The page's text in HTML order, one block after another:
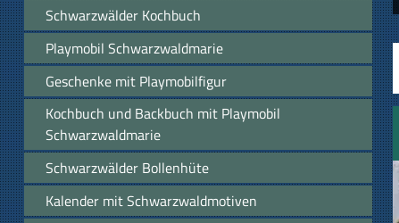
Schwarzwälder Kochbuch
Playmobil Schwarzwaldmarie
Geschenke mit Playmobilfigur
Kochbuch und Backbuch mit Playmobil
Schwarzwaldmarie
Schwarzwälder Bollenhüte
Kalender mit Schwarzwaldmotiven